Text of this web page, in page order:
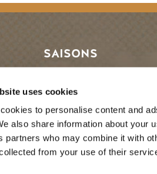
uses cookies
to personalise content and
also share information about your
partners who may combine it with
from your use of their
SAISONS
Le printemps à Golden
L'été à Golden
L'automne en or
L'hiver à Golden